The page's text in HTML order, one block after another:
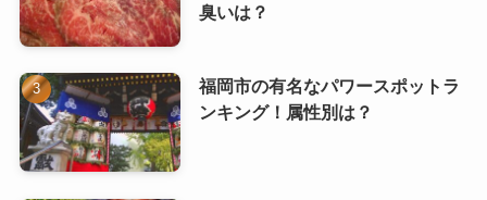
臭いは？
福岡市の有名なパワースポットラ
ンキング！属性別は？